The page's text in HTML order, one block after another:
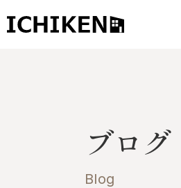
ブログ
Blog